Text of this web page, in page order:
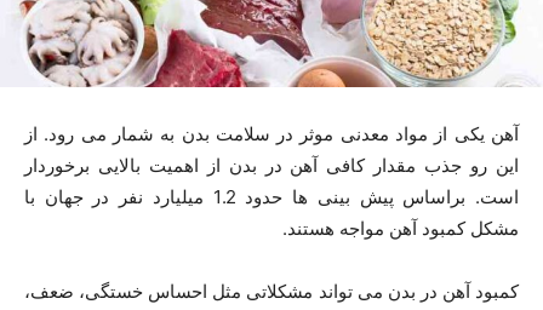
آهن یکی از مواد معدنی موثر در سلامت بدن به شمار می رود. از
این رو جذب مقدار کافی آهن در بدن از اهمیت بالایی برخوردار
است. براساس پیش بینی ها حدود 1.2 میلیارد نفر در جهان با
مشکل کمبود آهن مواجه هستند.
کمبود آهن در بدن می تواند مشکلاتی مثل احساس خستگی، ضعف،